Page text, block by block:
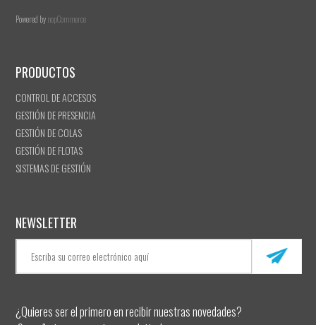
Powered bynopCommerce
PRODUCTOS
CONTROL DE ACCESOS
GESTIÓN DE PRESENCIA
GESTIÓN DE COLAS
GESTIÓN DE FLOTAS
SISTEMAS DE GESTIÓN
NEWSLETTER
¿Quieres ser el primero en recibir nuestras novedades?